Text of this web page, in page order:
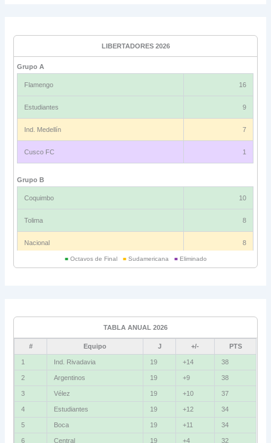
LIBERTADORES 2026
Grupo A
Flamengo 16
Estudiantes 9
Ind. Medellín 7
Cusco FC 1
Grupo B
Coquimbo 10
Tolima 8
Nacional 8
Bolívar 5
La Guaira
Grupo D
U. Católica
■Octavos de Final ■Sudamericana ■Eliminado
TABLA ANUAL 2026
# Equipo J +/- PTS
1 Ind. Rivadavia 19 +14 38
2 Argentinos 19 +9 38
3 Vélez 19 +10 37
4 Estudiantes 19 +12 34
5 Boca 19 +11 34
6 Central 19 +4 32